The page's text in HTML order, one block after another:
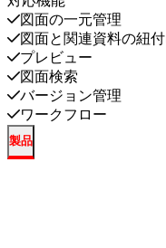
図面の一元管理
図面と関連資料の紐
プレビュー
図面検索
バージョン管理
ワークフロー
製品